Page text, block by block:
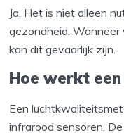
Ja. Het is niet alleen
gezondheid.
kan dit gevaarlijk zijn.
Hoe werkt
Een
infrarood sensoren.